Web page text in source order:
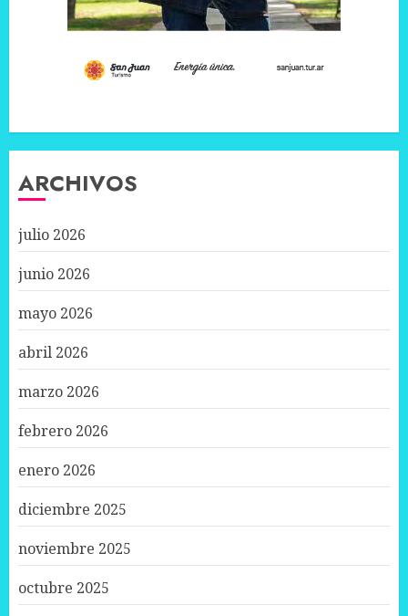
ARCHIVOS
julio 2026
junio 2026
mayo 2026
abril 2026
marzo 2026
febrero 2026
enero 2026
diciembre 2025
noviembre 2025
octubre 2025